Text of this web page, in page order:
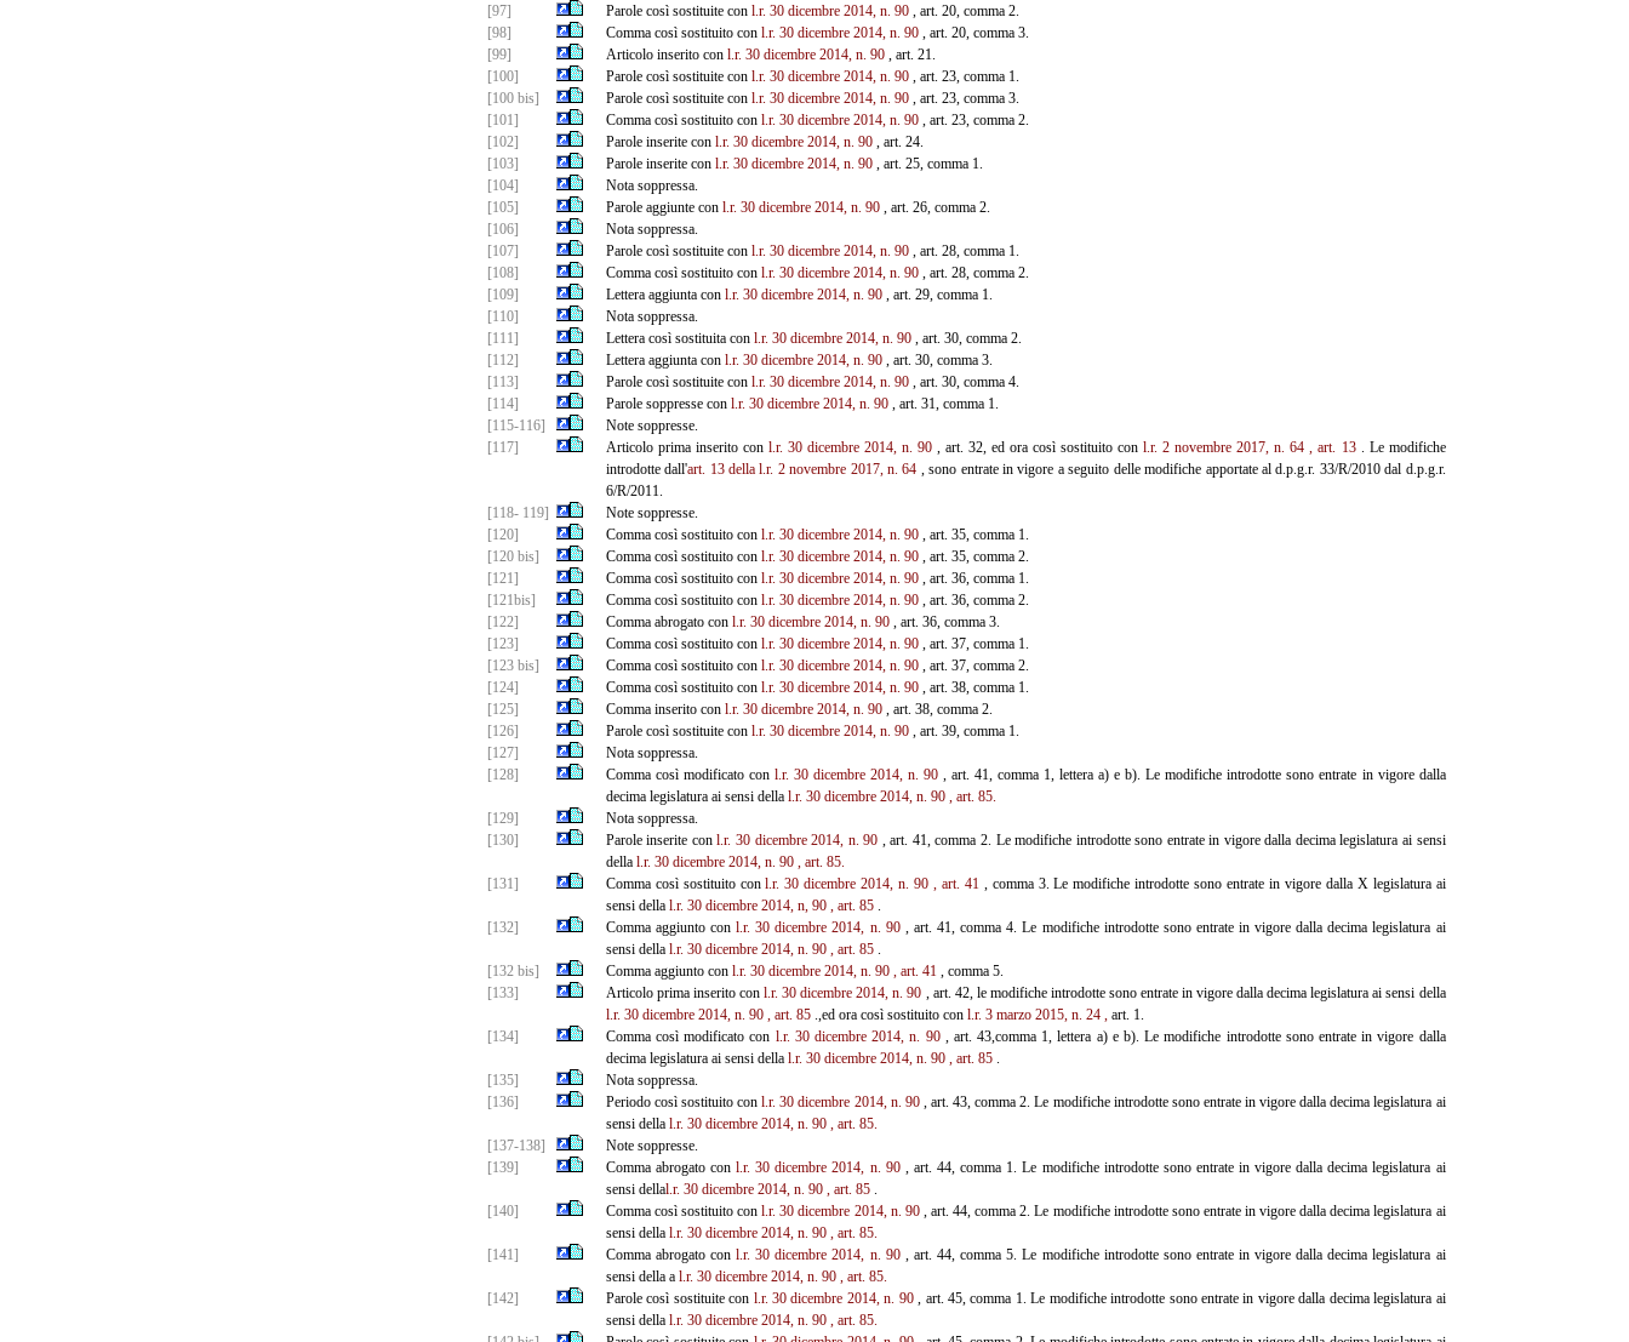
[97]
Parole così sostituite con l.r. 30 dicembre 2014, n. 90, art. 20, comma 2.
[98]
Comma così sostituito con l.r. 30 dicembre 2014, n. 90, art. 20, comma 3.
[99]
Articolo inserito con l.r. 30 dicembre 2014, n. 90, art. 21.
[100]
Parole così sostituite con l.r. 30 dicembre 2014, n. 90, art. 23, comma 1.
[100 bis]
Parole così sostituite con l.r. 30 dicembre 2014, n. 90, art. 23, comma 3.
[101]
Comma così sostituito con l.r. 30 dicembre 2014, n. 90, art. 23, comma 2.
[102]
Parole inserite con l.r. 30 dicembre 2014, n. 90, art. 24.
[103]
Parole inserite con l.r. 30 dicembre 2014, n. 90, art. 25, comma 1.
[104]
Nota soppressa.
[105]
Parole aggiunte con l.r. 30 dicembre 2014, n. 90, art. 26, comma 2.
[106]
Nota soppressa.
[107]
Parole così sostituite con l.r. 30 dicembre 2014, n. 90, art. 28, comma 1.
[108]
Comma così sostituito con l.r. 30 dicembre 2014, n. 90, art. 28, comma 2.
[109]
Lettera aggiunta con l.r. 30 dicembre 2014, n. 90, art. 29, comma 1.
[110]
Nota soppressa.
[111]
Lettera così sostituita con l.r. 30 dicembre 2014, n. 90, art. 30, comma 2.
[112]
Lettera aggiunta con l.r. 30 dicembre 2014, n. 90, art. 30, comma 3.
[113]
Parole così sostituite con l.r. 30 dicembre 2014, n. 90, art. 30, comma 4.
[114]
Parole soppresse con l.r. 30 dicembre 2014, n. 90, art. 31, comma 1.
[115-116]
Note soppresse.
[117]
Articolo prima inserito con l.r. 30 dicembre 2014, n. 90 , art. 32, ed ora così sostituito conl.r. 2 novembre 2017, n. 64 , art. 13. Le modifiche
introdotte dall'art. 13 della l.r. 2 novembre 2017, n. 64 , sono entrate in vigore a seguito delle modifiche apportate al d.p.g.r. 33/R/2010 dal d.p.g.r.
6/R/2011.
[118- 119]
Note soppresse.
[120]
Comma così sostituito con l.r. 30 dicembre 2014, n. 90, art. 35, comma 1.
[120 bis]
Comma così sostituito con l.r. 30 dicembre 2014, n. 90, art. 35, comma 2.
[121]
Comma così sostituito con l.r. 30 dicembre 2014, n. 90, art. 36, comma 1.
[121bis]
Comma così sostituito con l.r. 30 dicembre 2014, n. 90, art. 36, comma 2.
[122]
Comma abrogato con l.r. 30 dicembre 2014, n. 90, art. 36, comma 3.
[123]
Comma così sostituito con l.r. 30 dicembre 2014, n. 90, art. 37, comma 1.
[123 bis]
Comma così sostituito con l.r. 30 dicembre 2014, n. 90, art. 37, comma 2.
[124]
Comma così sostituito con l.r. 30 dicembre 2014, n. 90, art. 38, comma 1.
[125]
Comma inserito con l.r. 30 dicembre 2014, n. 90, art. 38, comma 2.
[126]
Parole così sostituite con l.r. 30 dicembre 2014, n. 90, art. 39, comma 1.
[127]
Nota soppressa.
[128]
Comma così modificato con l.r. 30 dicembre 2014, n. 90 , art. 41, comma 1, lettera a) e b). Le modifiche introdotte sono entrate in vigore dalla
decima legislatura ai sensi della l.r. 30 dicembre 2014, n. 90 , art. 85.
[129]
Nota soppressa.
[130]
Parole inserite conl.r. 30 dicembre 2014, n. 90 , art. 41, comma 2. Le modifiche introdotte sono entrate in vigore dalla decima legislatura ai sensi
della l.r. 30 dicembre 2014, n. 90 , art. 85.
[131]
Comma così sostituito conl.r. 30 dicembre 2014, n. 90 , art. 41, comma 3. Le modifiche introdotte sono entrate in vigore dalla X legislatura ai
sensi della l.r. 30 dicembre 2014, n, 90 , art. 85.
[132]
Comma aggiunto conl.r. 30 dicembre 2014, n. 90, art. 41, comma 4. Le modifiche introdotte sono entrate in vigore dalla decima legislatura ai
sensi della l.r. 30 dicembre 2014, n. 90 , art. 85.
[132 bis]
Comma aggiunto con l.r. 30 dicembre 2014, n. 90 , art. 41, comma 5.
[133]
Articolo prima inserito conl.r. 30 dicembre 2014, n. 90 , art. 42, le modifiche introdotte sono entrate in vigore dalla decima legislatura ai sensi della
l.r. 30 dicembre 2014, n. 90 , art. 85.,ed ora così sostituito con l.r. 3 marzo 2015, n. 24 ,art. 1.
[134]
Comma così modificato con l.r. 30 dicembre 2014, n. 90, art. 43,comma 1, lettera a) e b). Le modifiche introdotte sono entrate in vigore dalla
decima legislatura ai sensi della l.r. 30 dicembre 2014, n. 90 , art. 85.
[135]
Nota soppressa.
[136]
Periodo così sostituito conl.r. 30 dicembre 2014, n. 90, art. 43, comma 2. Le modifiche introdotte sono entrate in vigore dalla decima legislatura ai
sensi della l.r. 30 dicembre 2014, n. 90 , art. 85.
[137-138]
Note soppresse.
[139]
Comma abrogato conl.r. 30 dicembre 2014, n. 90, art. 44, comma 1. Le modifiche introdotte sono entrate in vigore dalla decima legislatura ai
sensi dellal.r. 30 dicembre 2014, n. 90 , art. 85.
[140]
Comma così sostituito conl.r. 30 dicembre 2014, n. 90, art. 44, comma 2. Le modifiche introdotte sono entrate in vigore dalla decima legislatura ai
sensi della l.r. 30 dicembre 2014, n. 90 , art. 85.
[141]
Comma abrogato conl.r. 30 dicembre 2014, n. 90, art. 44, comma 5. Le modifiche introdotte sono entrate in vigore dalla decima legislatura ai
sensi della a l.r. 30 dicembre 2014, n. 90 , art. 85.
[142]
Parole così sostituite con l.r. 30 dicembre 2014, n. 90, art. 45, comma 1. Le modifiche introdotte sono entrate in vigore dalla decima legislatura ai
sensi della l.r. 30 dicembre 2014, n. 90 , art. 85.